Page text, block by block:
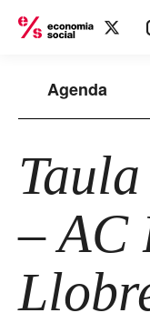
X
Agenda
– AC